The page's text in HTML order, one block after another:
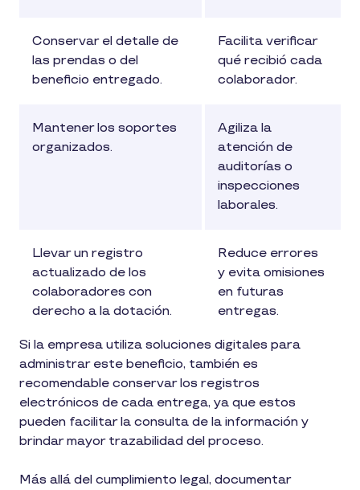
Conservar el detalle de
las prendas o del
beneficio entregado.
Facilita verificar
qué recibió cada
colaborador.
Mantener los soportes
organizados.
Agiliza la
atención de
auditorías o
inspecciones
laborales.
Llevar un registro
actualizado de los
colaboradores con
derecho a la dotación.
Reduce errores
y evita omisiones
en futuras
entregas.
Si la empresa utiliza soluciones digitales para
administrar este beneficio, también es
recomendable conservar los registros
electrónicos de cada entrega, ya que estos
pueden facilitar la consulta de la información y
brindar mayor trazabilidad del proceso.
Más allá del cumplimiento legal, documentar